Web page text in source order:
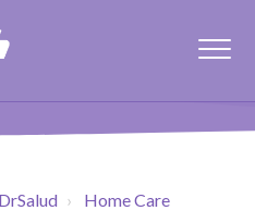
DrSalud Home Care